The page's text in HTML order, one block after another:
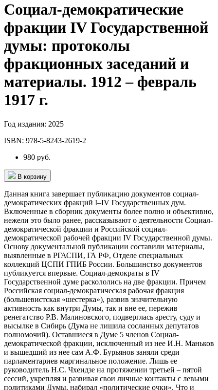
Социал-демократические
фракции IV Государственной
думы: протоколы
фракционных заседаний и
материалы. 1912 – февраль
1917 г.
Год издания: 2025
ISBN: 978-5-8243-2619-2
980 руб.
В корзину
Данная книга завершает публикацию документов социал-
демократических фракций I–IV Государственных дум.
Включенные в сборник документы более полно и объективно,
нежели это было ранее, рассказывают о деятельности Социал-
демократической фракции и Российской социал-
демократической рабочей фракции IV Государственной думы.
Основу документальной публикации составили материалы,
выявленные в РГАСПИ, ГА РФ, Отделе специальных
коллекций ЦСПИ ГПИБ России. Большинство документов
публикуется впервые. Социал-демократы в IV
Государственной думе раскололись на две фракции. Причем
Российская социал-демократическая рабочая фракция
(большевистская «шестерка»), развив значительную
активность как внутри Думы, так и вне ее, пережив
ренегатство Р.В. Малиновского, подверглась аресту, суду и
высылке в Сибирь (Дума не лишила сосланных депутатов
полномочий). Оставшиеся в Думе 5 членов Социал-
демократической фракции, исключенный из нее И.Н. Маньков
и вышедший из нее сам А.Ф. Бурьянов заняли среди
парламентариев маргинальное положение. Лишь ее
руководитель Н.С. Чхеидзе на протяжении третьей – пятой
сессий, укрепляя и развивая свои личные контакты с левыми
политиками Думы, набирал «политические очки». Что и